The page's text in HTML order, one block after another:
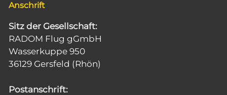
Anschrift
Sitz der Gesellschaft:
RADOM Flug gGmbH
Wasserkuppe 950
36129 Gersfeld (Rhön)
Postanschrift: